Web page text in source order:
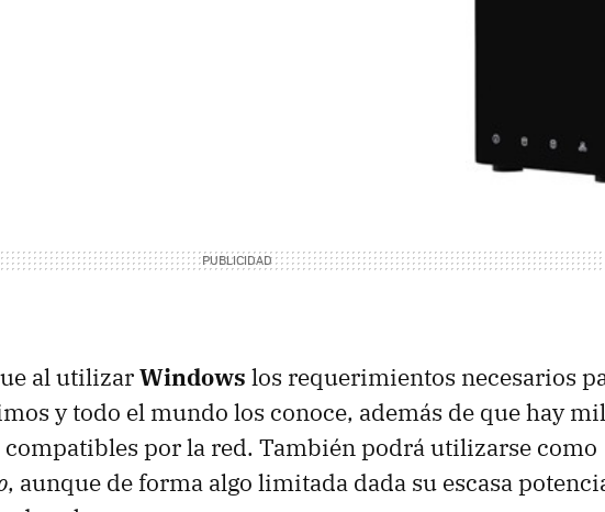
al utilizarWindows los requerimientos necesarios
y todo el mundo los conoce, además de que hay
por la red. También podrá utilizarse como
, aunque de forma algo limitada dada su escasa